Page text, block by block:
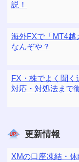
説！
海外FXで「MT4越
なんぞや？
FX・株でよく聞
対応・対処法まで
更新情報
XMの口座凍結・